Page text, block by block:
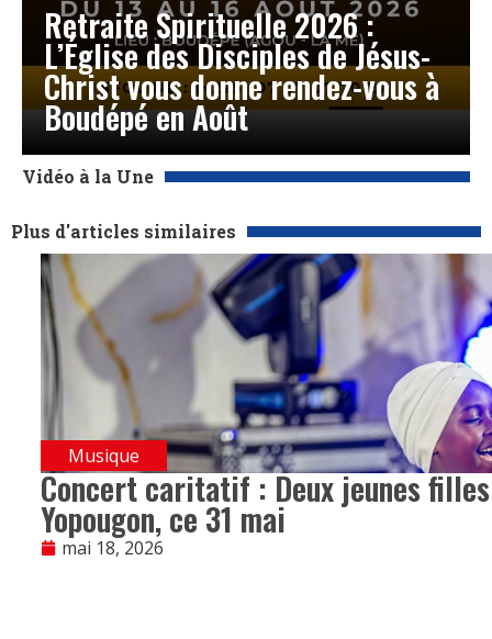
Retraite Spirituelle 2026 :
L’Église des Disciples de Jésus-
Christ vous donne rendez-vous à
Boudépé en Août
Vidéo à la Une
Plus d'articles similaires
Musique
Concert caritatif : Deux jeunes
Yopougon, ce 31 mai
mai 18, 2026